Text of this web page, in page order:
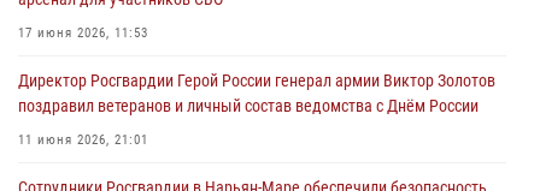
17 июня 2026, 11:53
Директор Росгвардии Герой России генерал армии Виктор Золотов
поздравил ветеранов и личный состав ведомства с Днём России
11 июня 2026, 21:01